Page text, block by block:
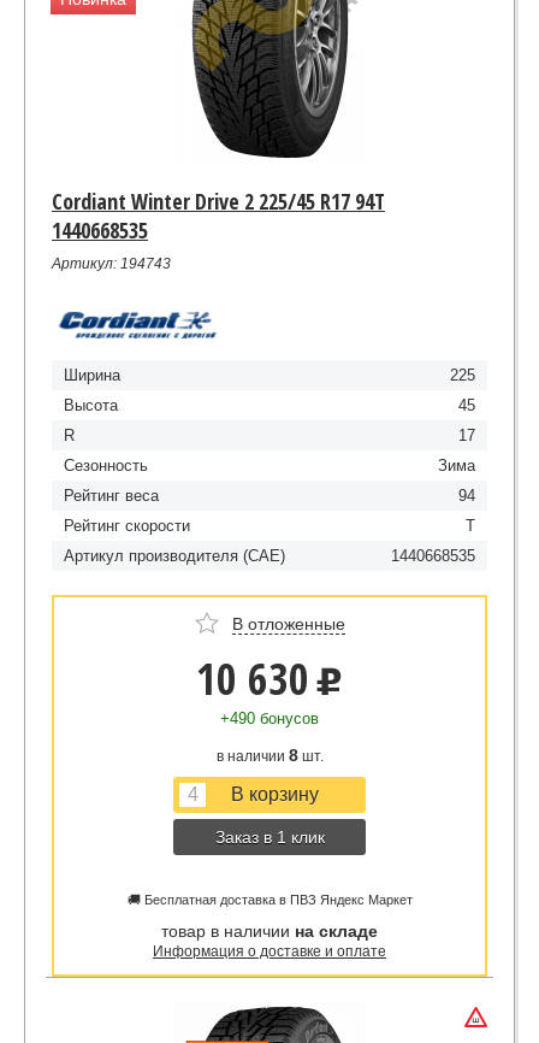
Cordiant Winter Drive 2 225/45 R17 94T
1440668535
Артикул: 194743
Ширина
225
Высота
45
R
17
Сезонность
Зима
Рейтинг веса
94
Рейтинг скорости
T
Артикул производителя (CAE)
1440668535
В отложенные
10 630 u
+490 бонусов
в наличии 8шт.
Заказ в 1 клик
🚚 Бесплатная доставка в ПВЗ Яндекс Маркет
товар в наличии на складе
Информация о доставке и оплате